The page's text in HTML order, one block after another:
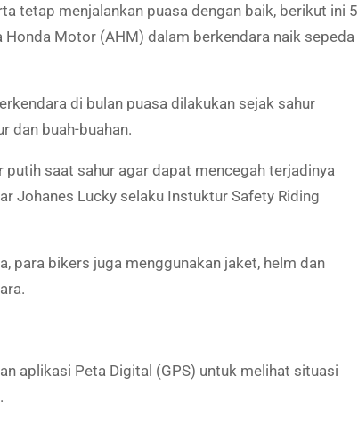
tetap menjalankan puasa dengan baik, berikut ini 5
Honda Motor (AHM) dalam berkendara naik sepeda
di bulan puasa dilakukan sejak sahur
dan buah-buahan.
saat sahur agar dapat mencegah terjadinya
Johanes Lucky selaku Instuktur Safety Riding
para bikers juga menggunakan jaket, helm dan
aplikasi Peta Digital (GPS) untuk melihat situasi